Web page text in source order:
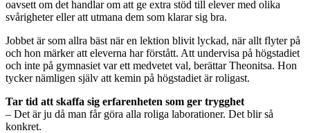
oavsett om det handlar om att ge extra stöd till elever med olika
svårigheter eller att utmana dem som klarar sig bra.
Jobbet är som allra bäst när en lektion blivit lyckad, när allt flyter på
och hon märker att eleverna har förstått. Att undervisa på högstadiet
och inte på gymnasiet var ett medvetet val, berättar Theonitsa. Hon
tycker nämligen själv att kemin på högstadiet är roligast.
Tar tid att skaffa sig erfarenheten som ger trygghet
– Det är ju då man får göra alla roliga laborationer. Det blir så
konkret.